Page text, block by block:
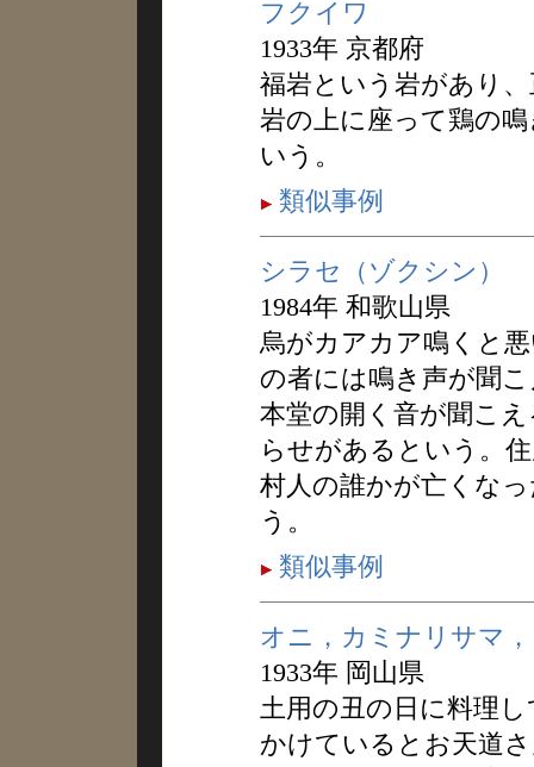
フクイワ
1933年 京都府
福岩という岩があり
岩の上に座って鶏の
いう。
類似事例
シラセ（ゾクシン）
1984年 和歌山県
烏がカアカア鳴くと
の者には鳴き声が聞
本堂の開く音が聞こ
らせがあるという。
村人の誰かが亡くな
う。
類似事例
オニ，カミナリサマ
1933年 岡山県
土用の丑の日に料理
かけているとお天道